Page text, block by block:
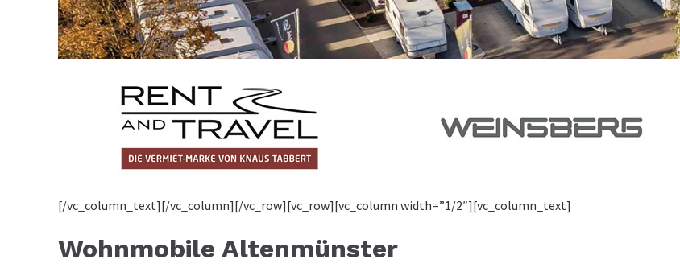
[/vc_column_text][/vc_column][/vc_row][vc_row][vc_column width=”1/2″][vc_column_text]
Wohnmobile Altenmünster